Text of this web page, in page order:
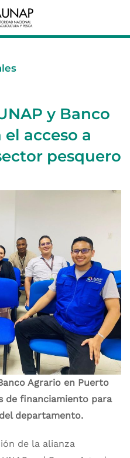
y Banco
acceso a
pesquero
Agrario en Puerto
de financiamiento para
departamento.
de la alianza